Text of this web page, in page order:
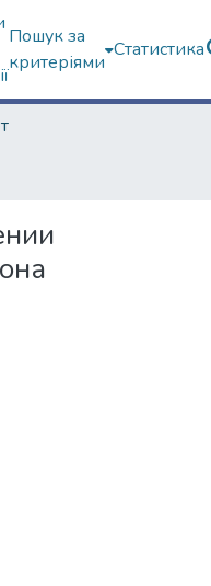
Пошук за
критеріями
Статистика